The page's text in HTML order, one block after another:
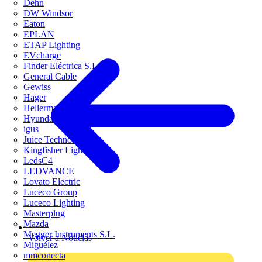
Dehn
DW Windsor
Eaton
EPLAN
ETAP Lighting
EVcharge
Finder Eléctrica S.L.U
General Cable
Gewiss
Hager
HellermannTyton
Hyundai Electric
igus
Juice Technology
Kingfisher Lighting
LedsC4
LEDVANCE
Lovato Electric
Luceco Group
Luceco Lighting
Masterplug
Mazda
Megger Instruments S.L.
Miguélez
mmconecta
Volver a Noticias